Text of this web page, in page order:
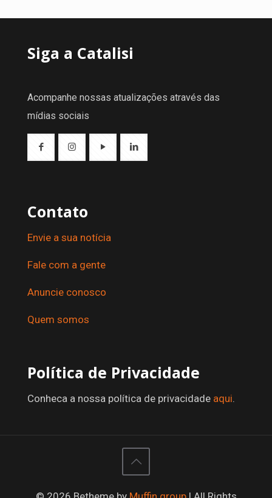
Siga a Catalisi
Acompanhe nossas atualizações através das
mídias sociais
Contato
Envie a sua notícia
Fale com a gente
Anuncie conosco
Quem somos
Política de Privacidade
Conheca a nossa política de privacidade aqui.